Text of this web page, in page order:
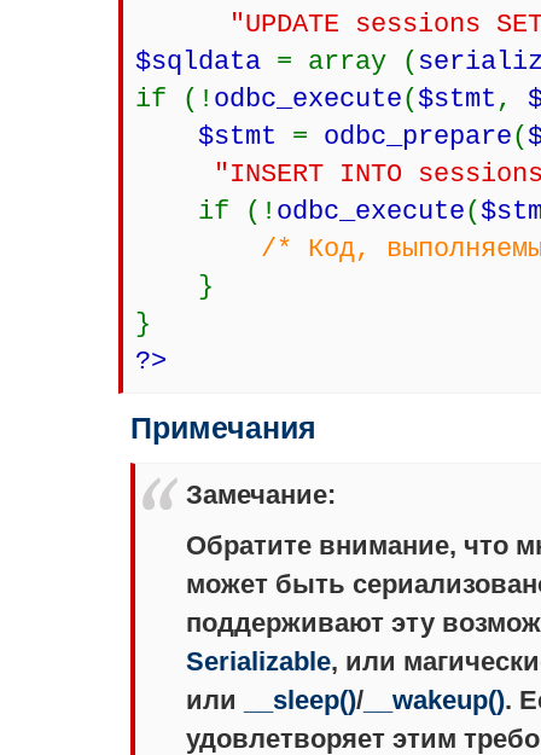
"UPDATE sessions
$sqldata = array (
if (! odbc_execute($stmt ,
$stmt = odbc_prepare(
"INSERT INTO
if (! odbc_execute(
/* Код,
}
}
?>
Примечания
Замечание:
Обратите внимание, что
может быть
поддерживают эту
Serializable, или
или
__sleep()/ __wakeup().
удовлетворяет этим